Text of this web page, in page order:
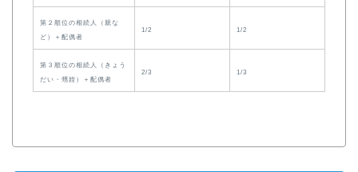
第２順位の相続人（親な
ど）＋配偶者
1/2 1/2
第３順位の相続人（きょう
だい・甥姪）＋配偶者
2/3 1/3